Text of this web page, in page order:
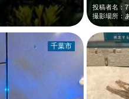
投稿者名：
撮影場所：
千葉市